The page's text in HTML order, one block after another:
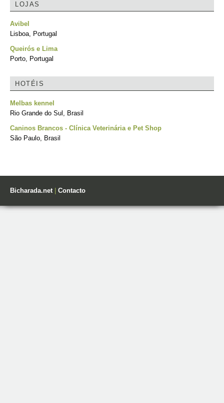
LOJAS
Avibel
Lisboa, Portugal
Queirós e Lima
Porto, Portugal
HOTÉIS
Melbas kennel
Rio Grande do Sul, Brasil
Caninos Brancos - Clínica Veterinária e Pet Shop
São Paulo, Brasil
Bicharada.net| Contacto